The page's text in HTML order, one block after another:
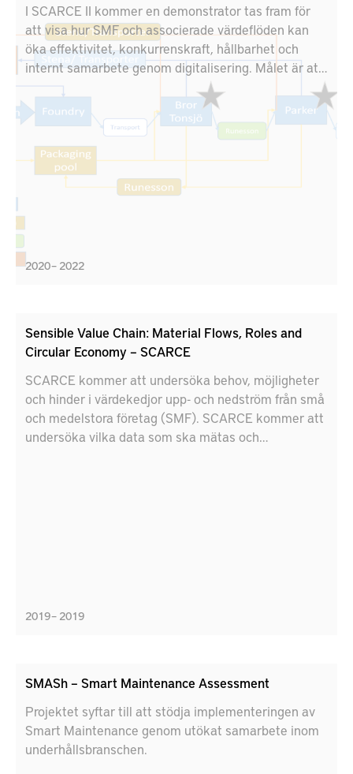
I SCARCE II kommer en demonstrator tas fram för
att visa hur SMF och associerade värdeflöden kan
öka effektivitet, konkurrenskraft, hållbarhet och
internt samarbete genom digitalisering. Målet är att
visa värdet av en ny digital lösning. SCARCE
fokuserar på två underleverantörer i värdekedjan
kopplade till Scania och Volvo. Demonstratorn är en
molnbaserad lösning som kopplar samman tre
testbäddar i industrin; Stena Industry Innovation
Lab, Chalmers, RISE IVF lab, Mölndal och KTH's
testbädd i Södertälje med hjälp av Siemens, AFRY,
2020 – 2022
Sensible Value Chain: Material Flows, Roles and
Circular Economy – SCARCE
SCARCE kommer att undersöka behov, möjligheter
och hinder i värdekedjor upp- och nedström från små
och medelstora företag (SMF). SCARCE kommer att
undersöka vilka data som ska mätas och
utvecklats.
2019 – 2019
SMASh – Smart Maintenance Assessment
Projektet syftar till att stödja implementeringen av
Smart Maintenance genom utökat samarbete inom
underhållsbranschen.